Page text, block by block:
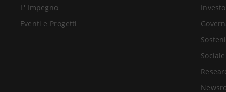
L' Impegno
Eventi e Progetti
Sociale